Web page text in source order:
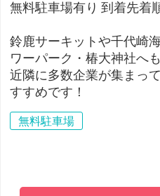
無料駐車場有り 到着先着
鈴鹿サーキットや千代崎
ワーパーク・椿大神社へ
近隣に多数企業が集まっ
すすめです！
無料駐車場